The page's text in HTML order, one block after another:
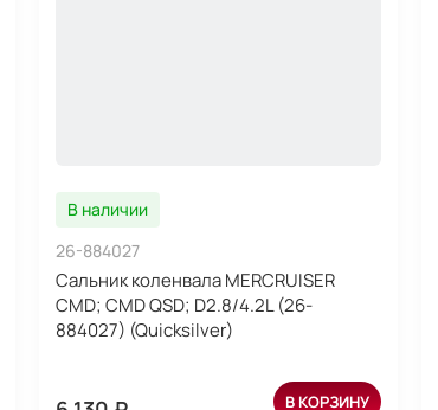
В наличии
26-884027
Сальник коленвала MERCRUISER
CMD; CMD QSD; D2.8/4.2L (26-
884027) (Quicksilver)
В КОРЗИНУ